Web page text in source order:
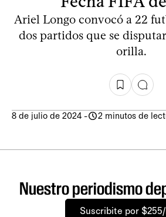
Ariel Longo convocó a 22
dos partidos que se
orilla.
8 de julio de 2024 - 2 minutos de
Nuestro periodismo
Suscribite por